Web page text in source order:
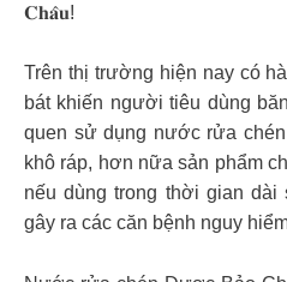
𝐂𝐡𝐚̂𝐮!
Trên thị trường hiện nay có
bát khiến người tiêu dùng
quen sử dụng nước rửa
khô ráp, hơn nữa sản phẩm
nếu dùng trong thời gian dài
gây ra các căn bệnh nguy